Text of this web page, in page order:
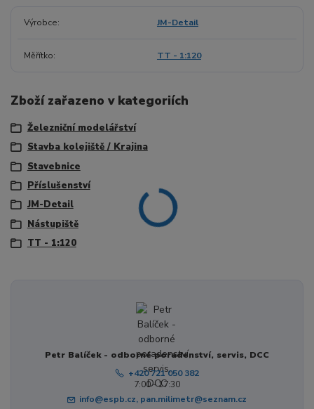
Výrobce JM-Detail
Měřítko TT - 1:120
Zboží zařazeno v kategoriích
Železniční modelářství
Stavba kolejiště / Krajina
Stavebnice
Příslušenství
JM-Detail
Nástupiště
TT - 1:120
Petr Balíček - odborné poradenství, servis, DCC
+420 721 050 382
7:00 - 17:30
info@espb.cz, pan.milimetr@seznam.cz